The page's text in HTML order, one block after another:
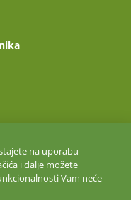
na uporabu
i dalje možete
Vam neće